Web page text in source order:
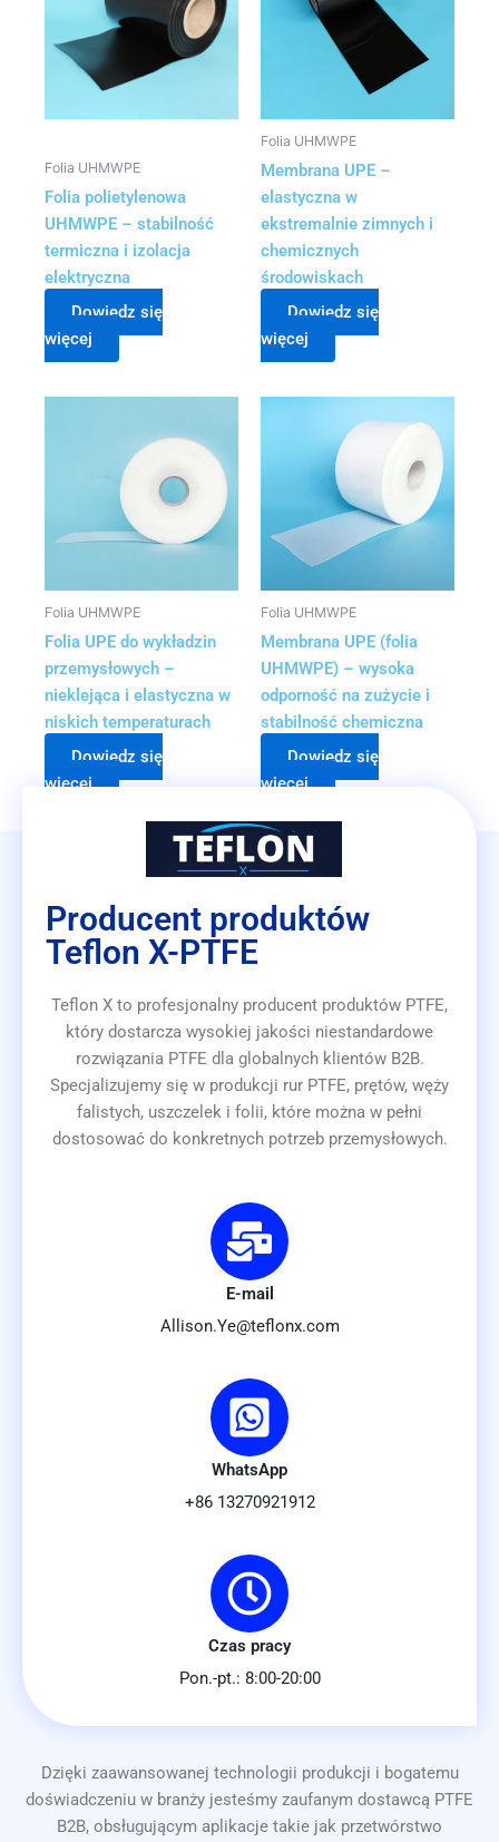
Folia UHMWPE
Folia polietylenowa
UHMWPE – stabilność
termiczna i izolacja
elektryczna
Dowiedz się
więcej
Folia UHMWPE
Membrana UPE –
elastyczna w
ekstremalnie zimnych i
chemicznych
środowiskach
Dowiedz się
więcej
Folia UHMWPE
Folia UPE do wykładzin
przemysłowych –
nieklejąca i elastyczna w
niskich temperaturach
Dowiedz się
więcej
Folia UHMWPE
Membrana UPE (folia
UHMWPE) – wysoka
odporność na zużycie i
stabilność chemiczna
Dowiedz się
więcej
Producent produktów
Teflon X-PTFE
Teflon X to profesjonalny producent produktów PTFE,
który dostarcza wysokiej jakości niestandardowe
rozwiązania PTFE dla globalnych klientów B2B.
Specjalizujemy się w produkcji rur PTFE, prętów, węży
falistych, uszczelek i folii, które można w pełni
dostosować do konkretnych potrzeb przemysłowych.
E-mail
Allison.Ye@teflonx.com
WhatsApp
+86 13270921912
Czas pracy
Pon.-pt.: 8:00-20:00
Dzięki zaawansowanej technologii produkcji i bogatemu
doświadczeniu w branży jesteśmy zaufanym dostawcą PTFE
B2B, obsługującym aplikacje takie jak przetwórstwo